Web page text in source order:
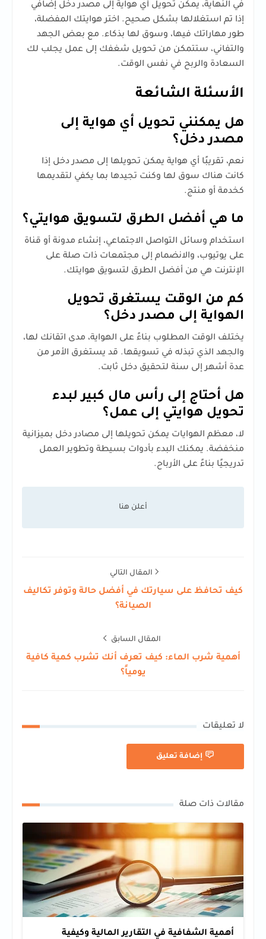
في النهاية، يمكن تحويل أي هواية إلى مصدر دخل إضافي
إذا تم استغلالها بشكل صحيح. اختر هوايتك المفضلة،
طور مهاراتك فيها، وسوق لها بذكاء. مع بعض الجهد
والتفاني، ستتمكن من تحويل شغفك إلى عمل يجلب لك
السعادة والربح في نفس الوقت.
الأسئلة الشائعة
هل يمكنني تحويل أي هواية إلى
مصدر دخل؟
نعم، تقريبًا أي هواية يمكن تحويلها إلى مصدر دخل إذا
كانت هناك سوق لها وكنت تجيدها بما يكفي لتقديمها
كخدمة أو منتج.
ما هي أفضل الطرق لتسويق هوايتي؟
استخدام وسائل التواصل الاجتماعي، إنشاء مدونة أو قناة
على يوتيوب، والانضمام إلى مجتمعات ذات صلة على
الإنترنت هي من أفضل الطرق لتسويق هوايتك.
كم من الوقت يستغرق تحويل
الهواية إلى مصدر دخل؟
يختلف الوقت المطلوب بناءً على الهواية، مدى اتقانك لها،
والجهد الذي تبذله في تسويقها. قد يستغرق الأمر من
عدة أشهر إلى سنة لتحقيق دخل ثابت.
هل أحتاج إلى رأس مال كبير لبدء
تحويل هوايتي إلى عمل؟
لا، معظم الهوايات يمكن تحويلها إلى مصادر دخل بميزانية
منخفضة. يمكنك البدء بأدوات بسيطة وتطوير العمل
تدريجيًا بناءً على الأرباح.
المقال التالي
كيف تحافظ على سيارتك في أفضل حالة وتوفر تكاليف
الصيانة؟
المقال السابق
أهمية شرب الماء: كيف تعرف أنك تشرب كمية كافية
يومياً؟
لا تعليقات
إضافة تعليق
مقالات ذات صلة
أهمية الشفافية في التقارير المالية وكيفية